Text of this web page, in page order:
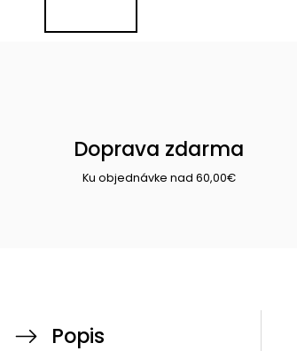
Doprava zdarma
Ku objednávke nad 60,00€
Popis